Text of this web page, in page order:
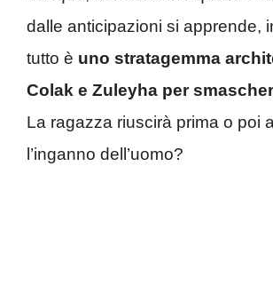
dalle anticipazioni si apprende,
tutto è uno stratagemma
Colak e Zuleyha per
La ragazza riuscirà prima o poi
l’inganno dell’uomo?